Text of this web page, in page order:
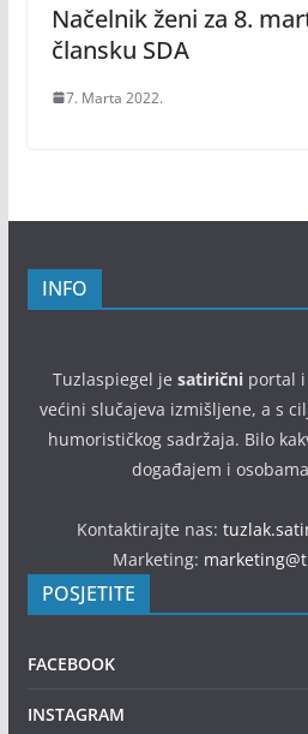
Načelnik ženi za 8.
člansku SDA
7. Marta 2022.
INFO
Tuzlaspiegel je satiričniportal i
većini slučajeva izmišljene, a s
humorističkog sadržaja. Bilo
događajem i
Kontaktirajte nas:
Marketing:
POSJETITE
FACEBOOK
INSTAGRAM